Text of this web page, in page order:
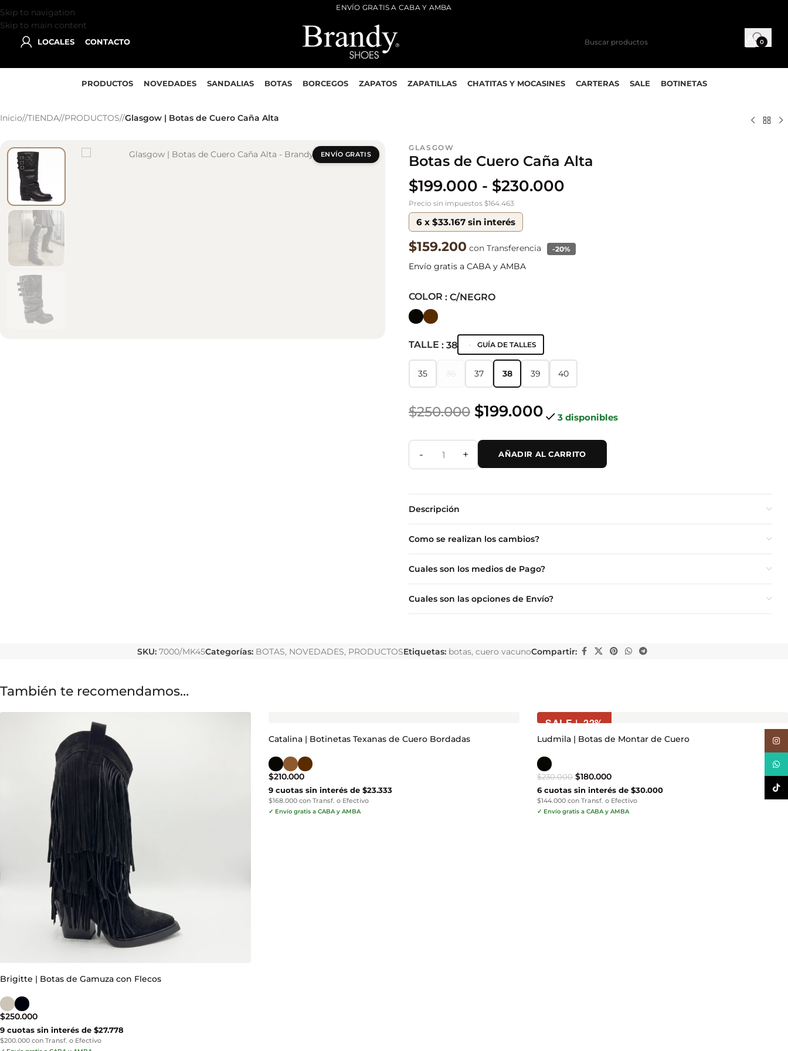
Skip to navigation
Skip to main content
ENVÍO GRATIS A CABA Y AMBA
LOCALES CONTACTO 0
PRODUCTOS NOVEDADES SANDALIAS BOTAS BORCEGOS ZAPATOS ZAPATILLAS CHATITAS Y MOCASINES CARTERAS SALE BOTINETAS
Inicio/ TIENDA/ PRODUCTOS/ Glasgow | Botas de Cuero Caña Alta
ENVÍO GRATIS
GLASGOW
Botas de Cuero Caña Alta
$199.000 - $230.000
COLOR : C/NEGRO
TALLE : 38 GUÍA DE TALLES
35
35 37
37 38
38 39
39 40
40
$250.000 $199.000 3 disponibles
- + AÑADIR AL CARRITO
Precio sin impuestos $164.463
6 x $33.167 sin interés
$159.200 con Transferencia -20%
Envío gratis a CABA y AMBA
Descripción
Como se realizan los cambios?
Cuales son los medios de Pago?
Cuales son las opciones de Envío?
SKU: 7000/MK45Categorías: BOTAS, NOVEDADES, PRODUCTOSEtiquetas: botas, cuero vacunoCompartir:
También te recomendamos…
Brigitte | Botas de Gamuza con Flecos
$250.000
9 cuotas sin interés de $27.778
$200.000 con Transf. o Efectivo
Catalina | Botinetas Texanas de Cuero Bordadas
$210.000
9 cuotas sin interés de $23.333
$168.000 con Transf. o Efectivo
✓ Envío gratis a CABA y AMBA
SALE | -22%
Ludmila | Botas de Montar de Cuero
$230.000 $180.000
6 cuotas sin interés de $30.000
$144.000 con Transf. o Efectivo
✓ Envío gratis a CABA y AMBA